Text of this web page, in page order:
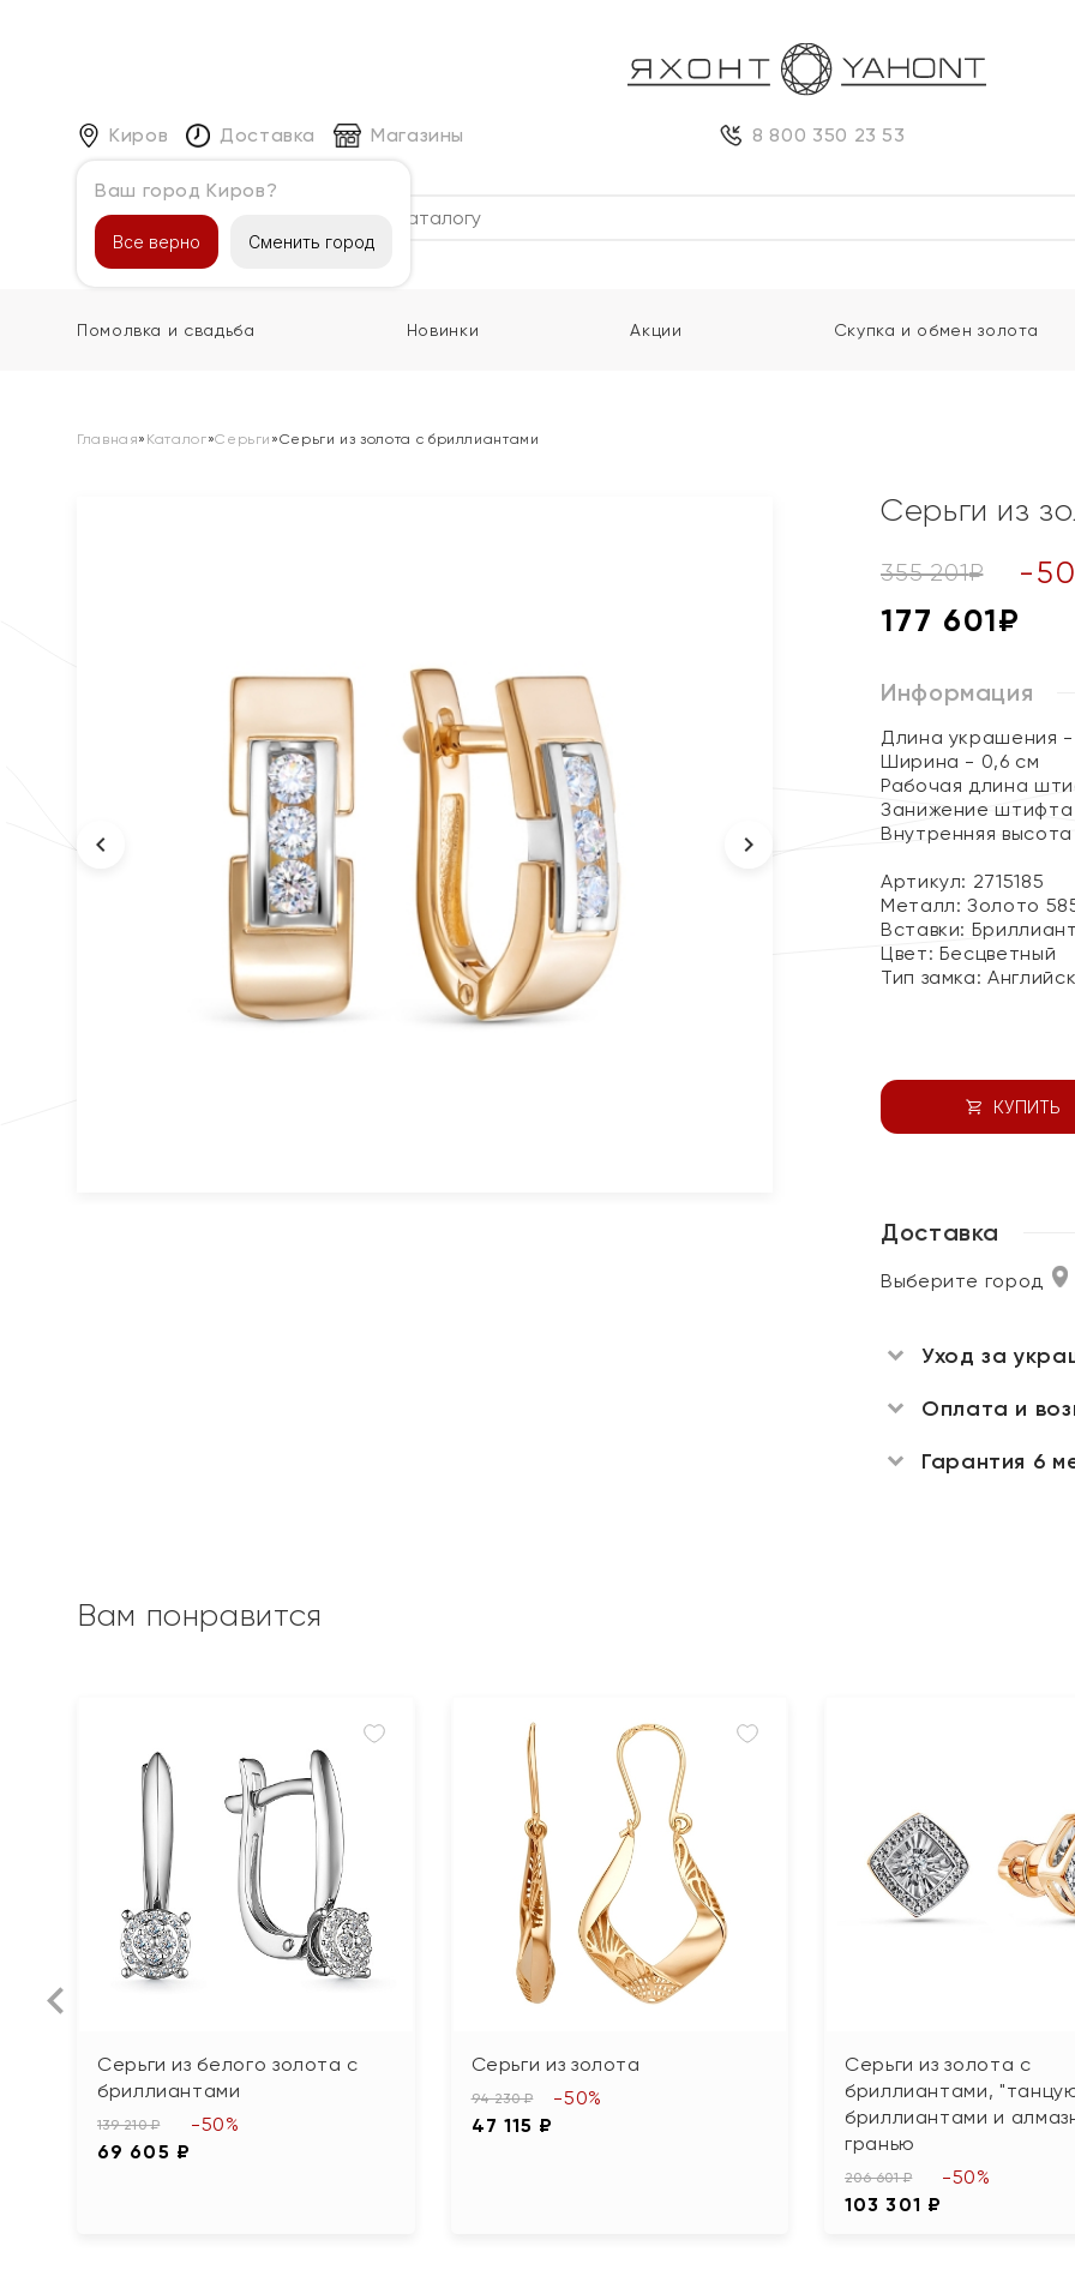
Киров
Ваш город Киров?
Все верно Сменить город
Доставка Магазины 8 800 350 23 53
Каталог
Помолвка и свадьба Новинки Акции Скупка и обмен золота
Главная» Каталог»Серьги »Серьги из золота с бриллиантами
Серьги из
355 201₽ -50
177 601₽
Информация
Длина украшения -
Ширина - 0,6 см
Рабочая длина
Занижение
Внутренняя
Артикул: 2715185
Металл:Золото
Вставки: Бриллиант
Цвет: Бесцветный
Тип замка:
КУПИТЬ
Доставка
Выберите город
Уход за
Оплата и
Гарантия 6
Вам понравится
Серьги из белого золота с
бриллиантами
139 210 ₽
69 605 ₽
-50%
Серьги из золота
94 230 ₽
47 115 ₽
-50%
Серьги из золота с
бриллиантами,
бриллиантами и
гранью
206 601 ₽
103 301 ₽
-50%